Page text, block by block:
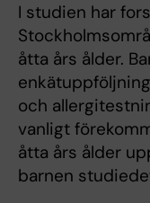
I studien har
åtta års ålder.
och
vanligt
åtta års ålder
barnen